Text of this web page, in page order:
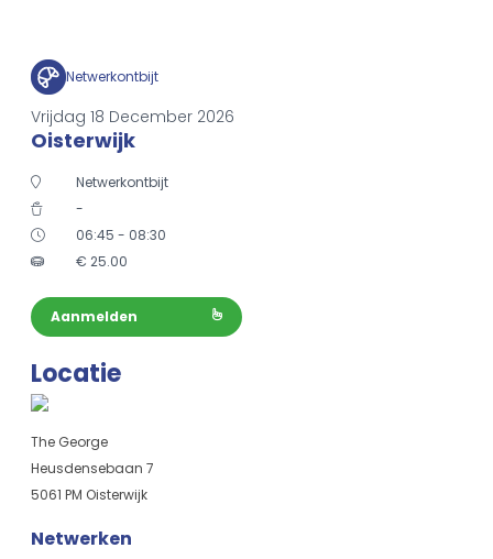
Netwerkontbijt
Vrijdag 18 December 2026
Oisterwijk
Netwerkontbijt
-
06:45 - 08:30
€ 25.00
Aanmelden
Locatie
The George
Heusdensebaan 7
5061 PM Oisterwijk
Netwerken